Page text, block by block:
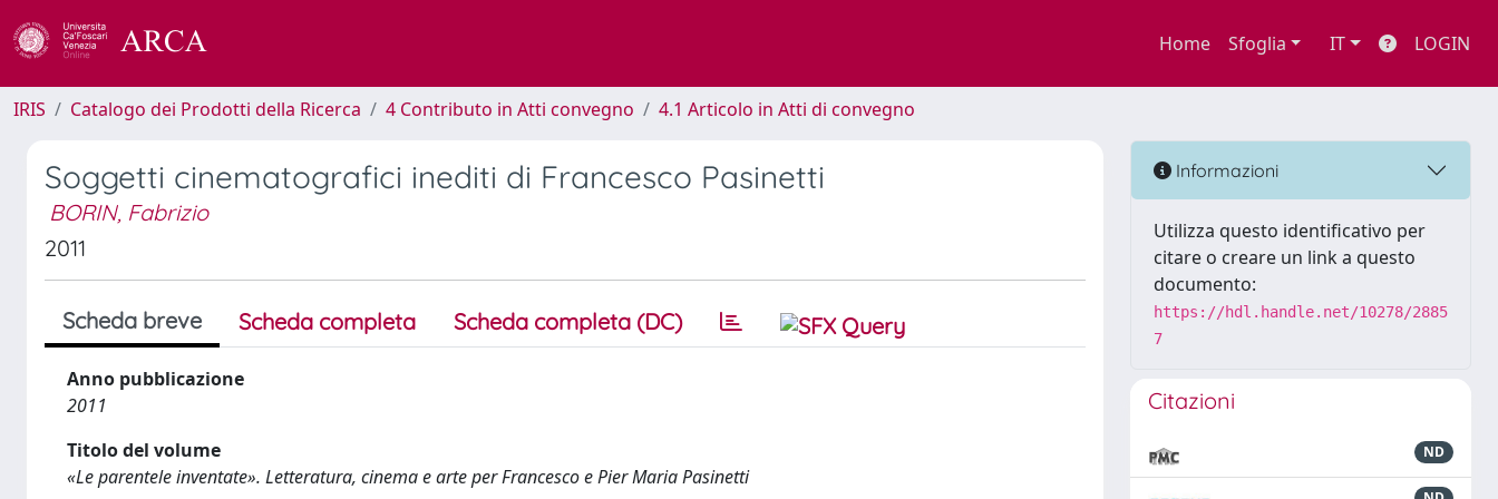
Home Sfoglia IT LOGIN
IRIS Catalogo dei Prodotti della Ricerca 4 Contributo in Atti convegno 4.1 Articolo in Atti di convegno
Soggetti cinematografici inediti di Francesco Pasinetti
BORIN, Fabrizio
2011
Scheda breve Scheda completa Scheda completa (DC)
Anno pubblicazione
2011
Titolo del volume
«Le parentele inventate». Letteratura, cinema e arte per Francesco e Pier Maria Pasinetti
Informazioni
Utilizza questo identificativo per
citare o creare un link a questo
documento:
https://hdl.handle.net/10278/2885
7
Citazioni
ND